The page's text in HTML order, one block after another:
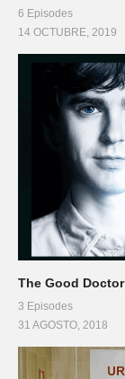
6 Episodes
14 OCTUBRE, 2019
The Good Doctor
3 Episodes
31 AGOSTO, 2018